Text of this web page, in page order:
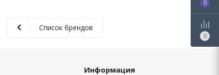
Список брендов
Информация
0
0